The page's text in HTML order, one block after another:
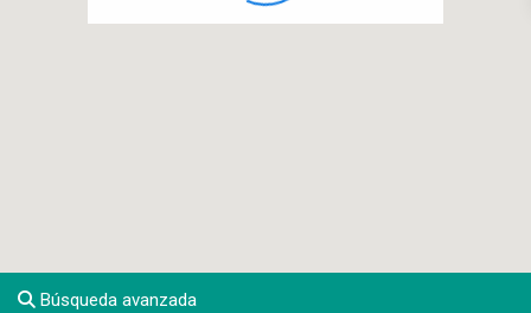
Búsqueda avanzada